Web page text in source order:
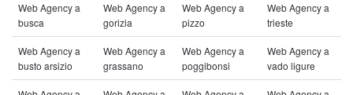
Web Agency a
busca
Web Agency a
gorizia
Web Agency a
pizzo
Web Agency a
trieste
Web Agency a
busto arsizio
Web Agency a
grassano
Web Agency a
poggibonsi
Web Agency a
vado ligure